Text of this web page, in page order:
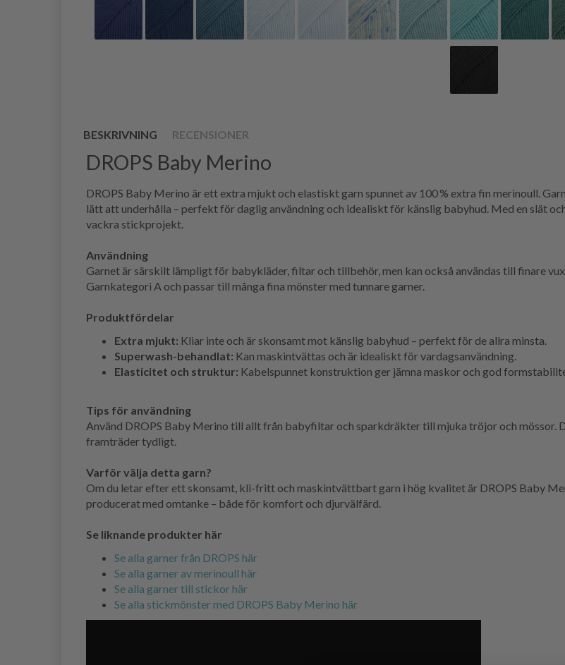
BESKRIVNING RECENSIONER
DROPS Baby Merino
DROPS Baby Merino är ett extra mjukt och elastiskt garn spunnet av 100 % extra fin merinoull.
lätt att underhålla – perfekt för daglig användning och idealiskt för känslig babyhud. Med en slät
vackra stickprojekt.
Användning
Garnet är särskilt lämpligt för babykläder, filtar och tillbehör, men kan också användas till finare
Garnkategori A och passar till många fina mönster med tunnare garner.
Produktfördelar
Extra mjukt: Kliar inte och är skonsamt mot känslig babyhud – perfekt för de allra minsta.
Superwash-behandlat: Kan maskintvättas och är idealiskt för vardagsanvändning.
Elasticitet och struktur: Kabelspunnet konstruktion ger jämna maskor och god
Tips för användning
Använd DROPS Baby Merino till allt från babyfiltar och sparkdräkter till mjuka tröjor och
framträder tydligt.
Varför välja detta garn?
Om du letar efter ett skonsamt, kli-fritt och maskintvättbart garn i hög kvalitet är DROPS Baby
producerat med omtanke – både för komfort och djurvälfärd.
Se liknande produkter här
Se alla garner från DROPS här
Se alla garner av merinoull här
Se alla garner till stickor här
Se alla stickmönster med DROPS Baby Merino här